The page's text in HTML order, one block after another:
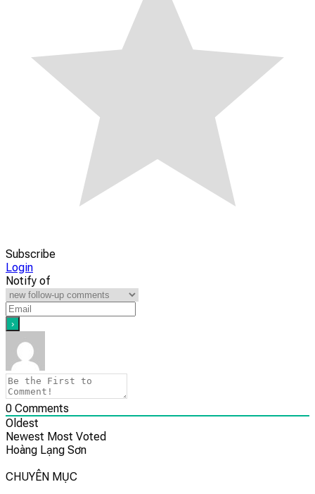
Subscribe
Login
Notify of
0 Comments
Oldest
Newest Most Voted
Hoàng Lạng Sơn
CHUYÊN MỤC